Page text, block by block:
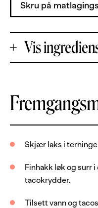
Skru på
Vis
500 g
laksefilet,
ss
olivenolje
Skjær laks i
Finhakk løk og surr
tacokrydder.
Tilsett vann og